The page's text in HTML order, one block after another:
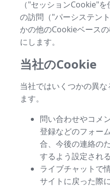
（"セッションCookie"
の訪問（"パーシステン
かの他のCookieベース
にします。
当社のCookie
当社ではいくつかの異
ます。
問い合わせやコメ
登録などのフォー
合、今後の連絡の
するよう設定され
ライブチャットで
サイトに戻った際